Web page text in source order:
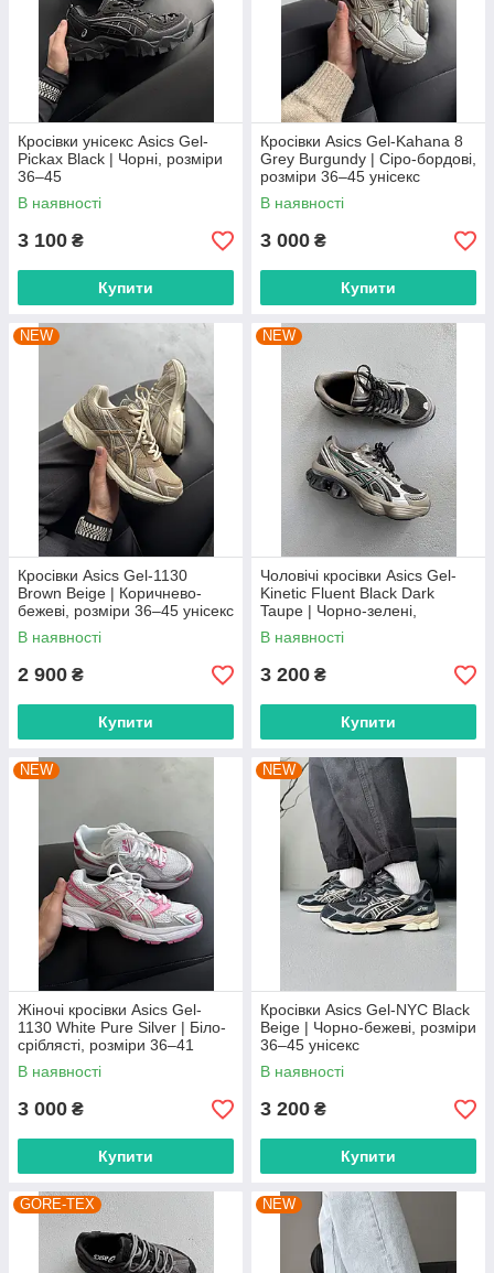
Кросівки унісекс Asics Gel-
Pickax Black | Чорні, розміри
36–45
В наявності
3 100 ₴
Купити
Кросівки Asics Gel-Kahana 8
Grey Burgundy | Сіро-бордові,
розміри 36–45 унісекс
В наявності
3 000 ₴
Купити
NEW
Кросівки Asics Gel-1130
Brown Beige | Коричнево-
бежеві, розміри 36–45 унісекс
В наявності
2 900 ₴
Купити
NEW
Чоловічі кросівки Asics Gel-
Kinetic Fluent Black Dark
Taupe | Чорно-зелені,
розміри 40–45
В наявності
3 200 ₴
Купити
NEW
Жіночі кросівки Asics Gel-
1130 White Pure Silver | Біло-
сріблясті, розміри 36–41
В наявності
3 000 ₴
Купити
NEW
Кросівки Asics Gel-NYC Black
Beige | Чорно-бежеві, розміри
36–45 унісекс
В наявності
3 200 ₴
Купити
GORE-TEX NEW